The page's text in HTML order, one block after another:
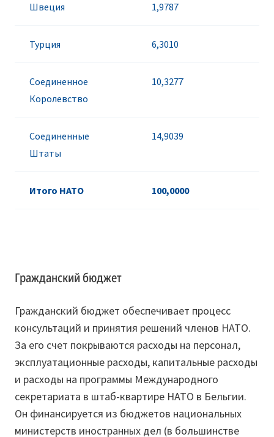
Швеция 1,9787
Турция 6,3010
Соединенное
Королевство
10,3277
Соединенные
Штаты
14,9039
Итого НАТО 100,0000
Гражданский бюджет
Гражданский бюджет обеспечивает процесс
консультаций и принятия решений членов НАТО.
За его счет покрываются расходы на персонал,
эксплуатационные расходы, капитальные расходы
и расходы на программы Международного
секретариата в штаб-квартире НАТО в Бельгии.
Он финансируется из бюджетов национальных
министерств иностранных дел (в большинстве